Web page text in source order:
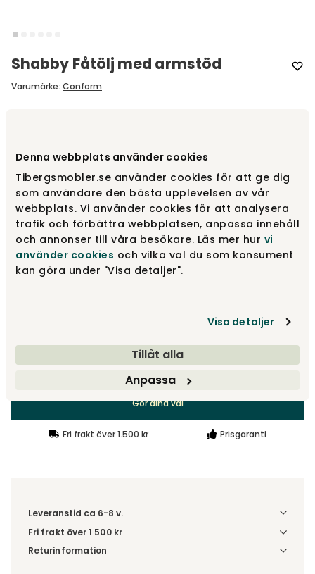
Denna webbplats använder cookies
Tibergsmobler.se använder cookies för att ge dig
som användare den bästa upplevelsen av vår
webbplats. Vi använder cookies för att analysera
trafik och förbättra webbplatsen, anpassa innehåll
och annonser till våra besökare. Läs mer hur vi
använder cookies och vilka val du som konsument
kan göra under "Visa detaljer".
Visa detaljer
Tillåt alla
Anpassa
Shabby Fåtölj med armstöd
Varumärke: Conform
Med armstöd 9 730 kr
Utan armstöd fr.8 630 kr
fr.9 730 kr
Gör dina val
Fri frakt över 1.500 kr Prisgaranti
Leveranstid ca 6-8 v.
Fri frakt över 1 500 kr
Välj utförande via 'Gör dina val' för fraktinformation på din
Returinformation